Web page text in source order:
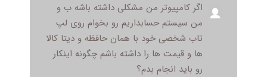
اگر کامپیوتر من مشکلی داشته باشه ب و
من سیستم حسابداریم رو بخوام روی لپ
تاب شخصی خود با همان حافظه و دیتا کالا
ها و قیمت ها را داشته باشم چگونه اینکار
رو باید انجام بدم؟